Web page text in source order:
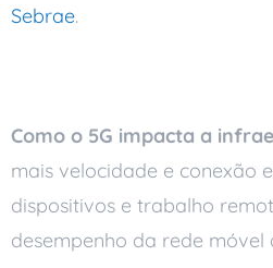
Sebrae.
Como o 5G impacta a
mais velocidade e conexão
dispositivos e trabalho
desempenho da rede móvel